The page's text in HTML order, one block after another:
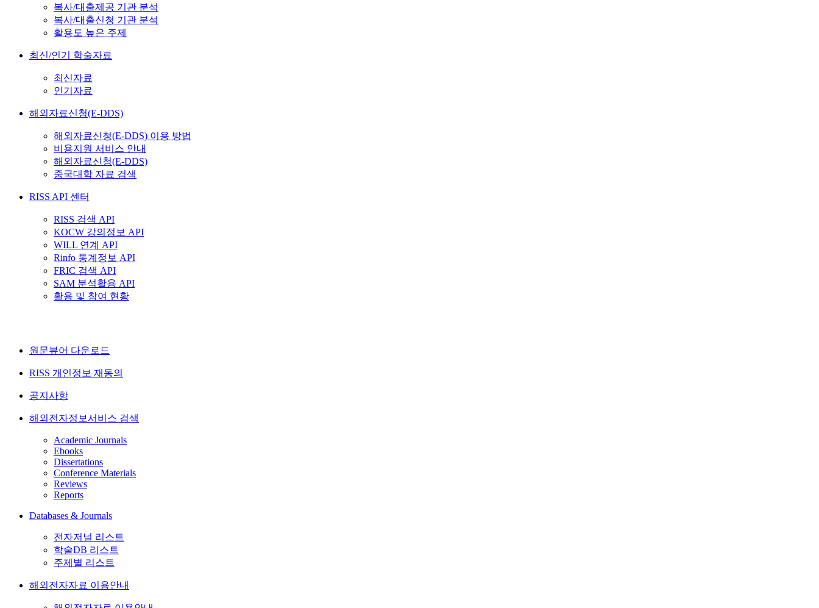
복사/대출제공 기관 분석
복사/대출신청 기관 분석
활용도 높은 주제
최신/인기 학술자료
최신자료
인기자료
해외자료신청(E-DDS)
해외자료신청(E-DDS) 이용 방법
비용지원 서비스 안내
해외자료신청(E-DDS)
중국대학 자료 검색
RISS API 센터
RISS 검색 API
KOCW 강의정보 API
WILL 연계 API
Rinfo 통계정보 API
FRIC 검색 API
SAM 분석활용 API
활용 및 참여 현황
원문뷰어 다운로드
RISS 개인정보 재동의
공지사항
해외전자정보서비스 검색
Academic Journals
Ebooks
Dissertations
Conference Materials
Reviews
Reports
Databases & Journals
전자저널 리스트
학술DB 리스트
주제별 리스트
해외전자자료 이용안내